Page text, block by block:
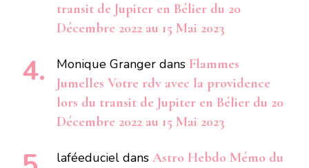
transit de Jupiter en Bélier du 20
Décembre 2022 au 15 Mai 2023
Monique Granger dans Flammes
Jumelles Votre rdv avec la providence
lors du transit de Jupiter en Bélier du 20
Décembre 2022 au 15 Mai 2023
laféeduciel dans Astro Hebdo Mémo du